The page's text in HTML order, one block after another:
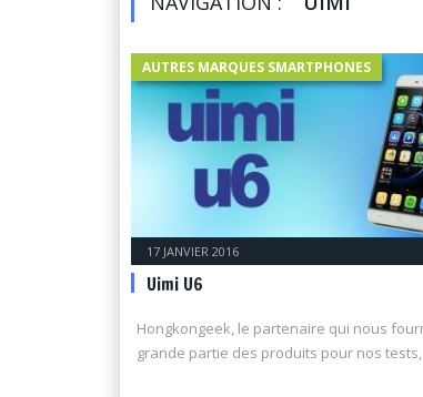
AUTRES MARQUES SMARTPHONES
17 JANVIER 2016
Uimi U6
Hongkongeek, le partenaire qui nous
grande partie des produits pour nos tests,